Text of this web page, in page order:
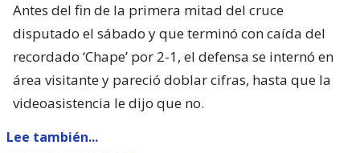
Antes del fin de la primera mitad del cruce
disputado el sábado y que terminó con caída del
recordado ‘Chape’ por 2-1, el defensa se internó en
área visitante y pareció doblar cifras, hasta que la
videoasistencia le dijo que no.
Lee también...